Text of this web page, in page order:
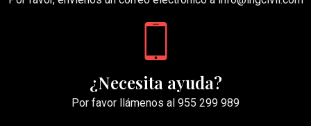
¿Necesita ayuda?
Por favor llámenos al 955 299 989